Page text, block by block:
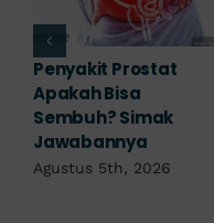
7 Komplikasi Prostat
yang Perlu
Diwaspadai Sejak Dini
Agustus 1st, 2026